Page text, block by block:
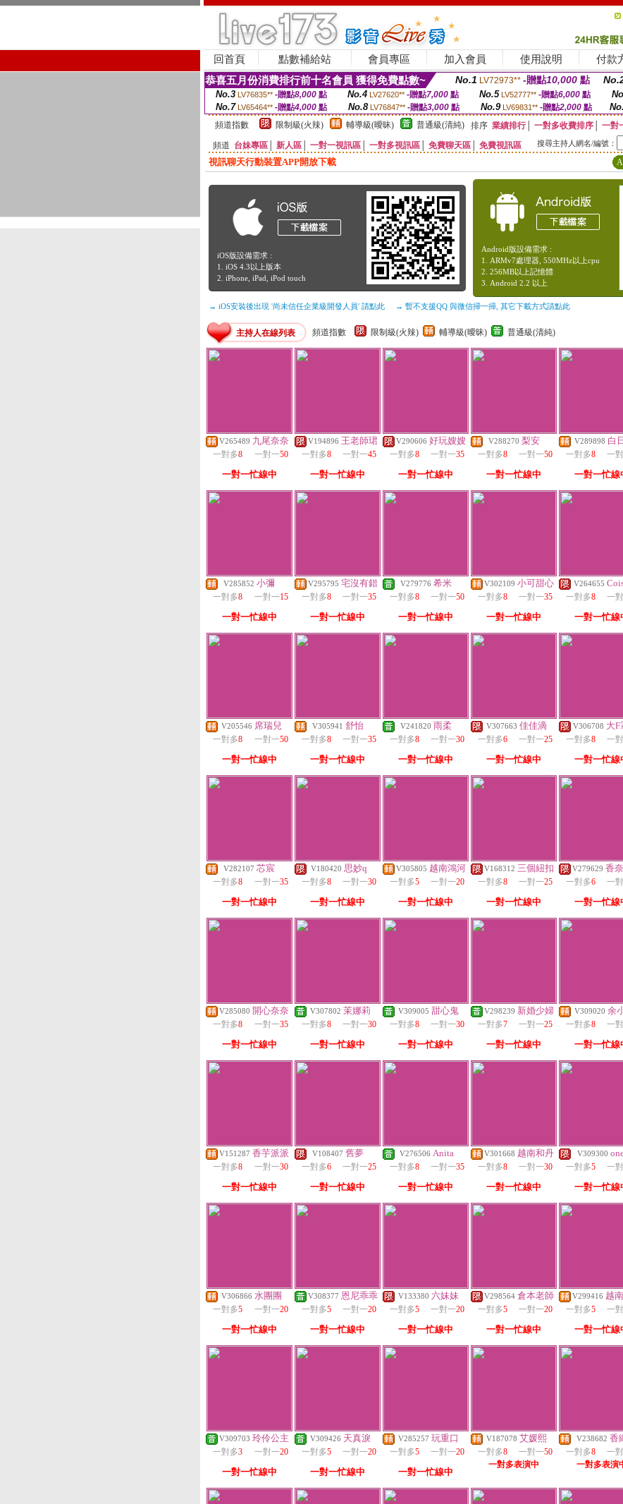
回首頁 點數補給站 會員專區 加入會員 使用說明 付款
恭喜五月份消費排行前十名會員 獲得免費點數~ No.1 LV72973** -贈點10,000 點
No.3 LV76835** -贈點8,000點 No.4 LV27620** -贈點7,000點 No.5 LV52777** -贈點6,000點
No.7 LV65464** -贈點4,000 點 No.8 LV76847** -贈點3,000 點 No.9 LV69831** -贈點2,000點
頻道指數
限制級(火辣) 輔導級(曖昧) 普通級(清純) 排序 業績排行│ 一對多收費排序
一對
頻道 台妹專區 新人區 一對一視訊區 一對多視訊區 免費聊天區 免費視訊區 搜尋主持人網名/編號：
視訊聊天行動裝置APP開放下載
iOS版設備需求 :
1. iOS 4.3以上版本
2. iPhone, iPad, iPod touch
Android版設備需求 :
1. ARMv7處理器, 550MHz以上cpu
2. 256MB以上記憶體
3. Android 2.2 以上
→ iOS安裝後出現 '尚未信任企業級開發人員' 請點此 → 暫不支援QQ 與微信掃一掃, 其它下載方式請點此
主持人在線列表 頻道指數 限制級(火辣) 輔導級(曖昧) 普通級(清純)
V265489 九尾奈奈
一對多8 一對一50
一對一忙線中
V194896 王老師珺
一對多8 一對一45
一對一忙線中
V290606 好玩嫂嫂
一對多8 一對一35
一對一忙線中
V288270 梨安
一對多8 一對一50
一對一忙線中
V289898 白
一對多8 一
一對一忙線
V285852 小彌
一對多8 一對一15
一對一忙線中
V295795 宅沒有錯
一對多8 一對一35
一對一忙線中
V279776 希米
一對多8 一對一50
一對一忙線中
V302109 小可甜心
一對多8 一對一35
一對一忙線中
V264655
一對多8 一
一對一忙線
V205546 席瑞兒
一對多8 一對一50
一對一忙線中
V305941 舒怡
一對多8 一對一35
一對一忙線中
V241820 雨柔
一對多8 一對一30
一對一忙線中
V307663 佳佳滴
一對多6 一對一25
一對一忙線中
V306708 大F
一對多8 一
一對一忙線
V282107 芯宸
一對多8 一對一35
一對一忙線中
V180420 思妙q
一對多8 一對一30
一對一忙線中
V305805 越南鴻河
一對多5 一對一20
一對一忙線中
V168312 三個紐扣
一對多8 一對一25
一對一忙線中
V279629 香
一對多6 一
一對一忙線
V285080 開心奈奈
一對多8 一對一35
一對一忙線中
V307802 茉娜莉
一對多8 一對一30
一對一忙線中
V309005 甜心鬼
一對多8 一對一30
一對一忙線中
V298239 新婚少婦
一對多7 一對一25
一對一忙線中
V309020 余
一對多8 一
一對一忙線
V151287 香芋派派
一對多8 一對一30
一對一忙線中
V108407 舊夢
一對多6 一對一25
一對一忙線中
V276506 Anita
一對多8 一對一35
一對一忙線中
V301668 越南和丹
一對多8 一對一30
一對一忙線中
V309300
一對多5 一
一對一忙線
V306866 水團團
一對多5 一對一20
一對一忙線中
V308377 恩尼乖乖
一對多5 一對一20
一對一忙線中
V133380 六妹妹
一對多5 一對一20
一對一忙線中
V298564 倉本老師
一對多5 一對一20
一對一忙線中
V299416 越
一對多5 一
一對一忙線
V309703 玲伶公主
一對多3 一對一20
一對一忙線中
V309426 天真淚
一對多5 一對一20
一對一忙線中
V285257 玩重口
一對多5 一對一20
一對一忙線中
V187078 艾媛熙
一對多8 一對一50
一對多表演中
V238682 香
一對多8 一
一對多表演